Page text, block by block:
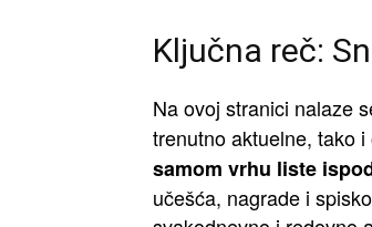
Ključna reč:
Na ovoj stranici nalaze
trenutno aktuelne, tako
samom vrhu liste
učešća, nagrade i